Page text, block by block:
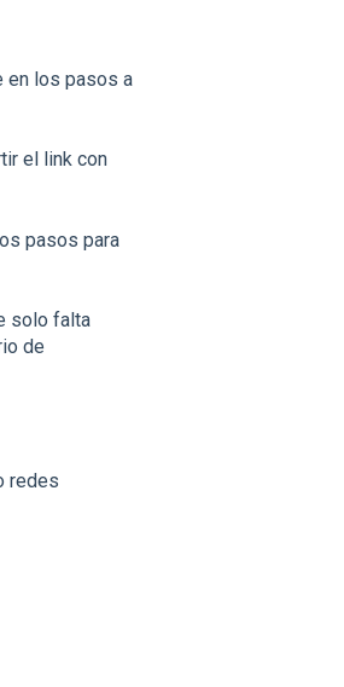
en los pasos a
el link con
pasos para
solo falta
de
redes